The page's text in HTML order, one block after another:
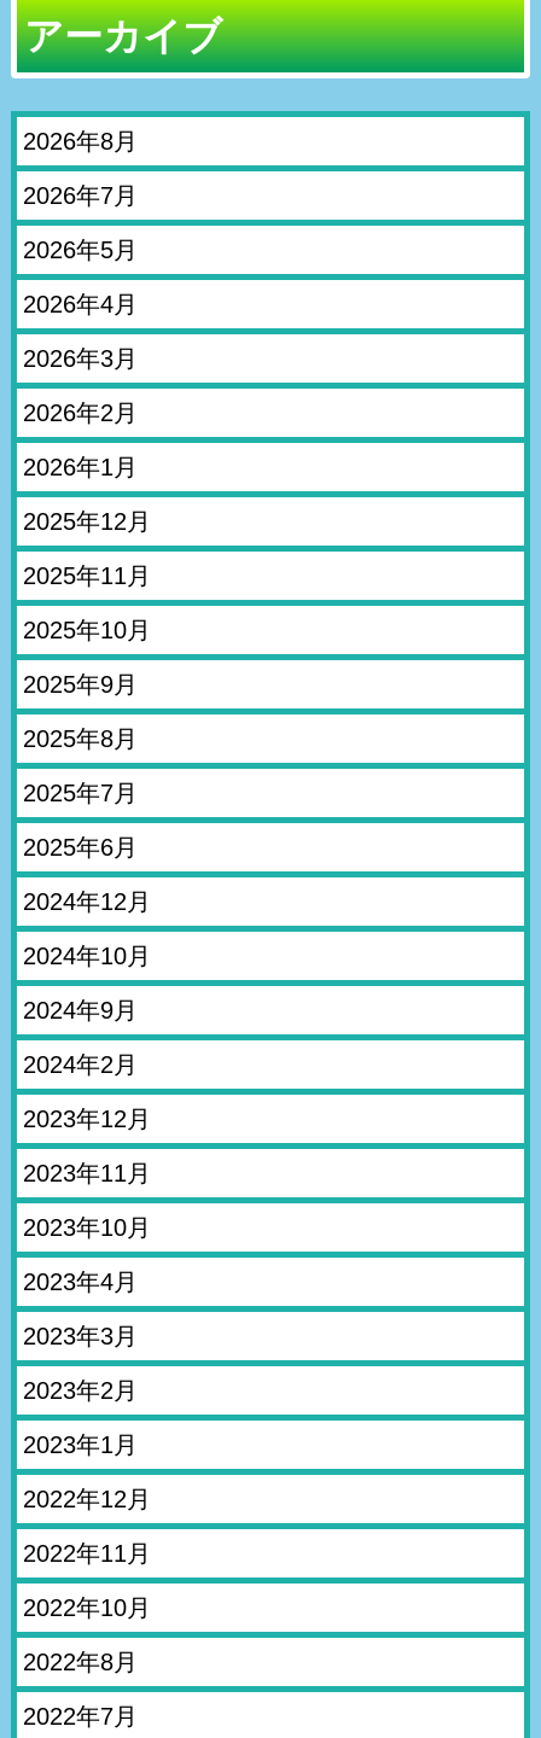
アーカイブ
2026年8月
2026年7月
2026年5月
2026年4月
2026年3月
2026年2月
2026年1月
2025年12月
2025年11月
2025年10月
2025年9月
2025年8月
2025年7月
2025年6月
2024年12月
2024年10月
2024年9月
2024年2月
2023年12月
2023年11月
2023年10月
2023年4月
2023年3月
2023年2月
2023年1月
2022年12月
2022年11月
2022年10月
2022年8月
2022年7月